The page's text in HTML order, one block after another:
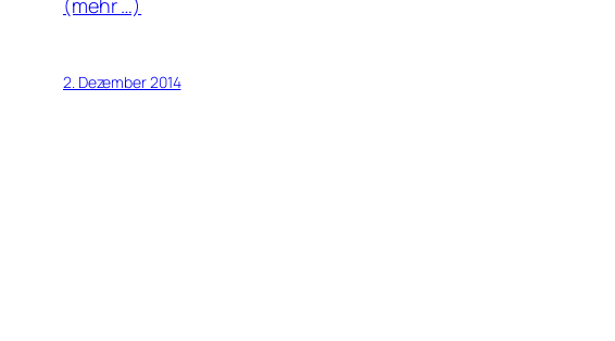
(mehr …)
2. Dezember 2014